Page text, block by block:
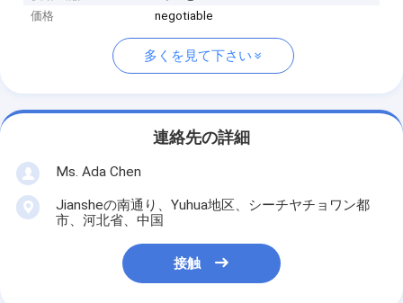
価格
negotiable
多くを見て下さい
連絡先の詳細
Ms. Ada Chen
Jiansheの南通り、Yuhua地区、シーチヤチョワン都
市、河北省、中国
接触